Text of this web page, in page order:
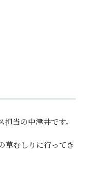
当の中津井です。
草むしりに行ってき